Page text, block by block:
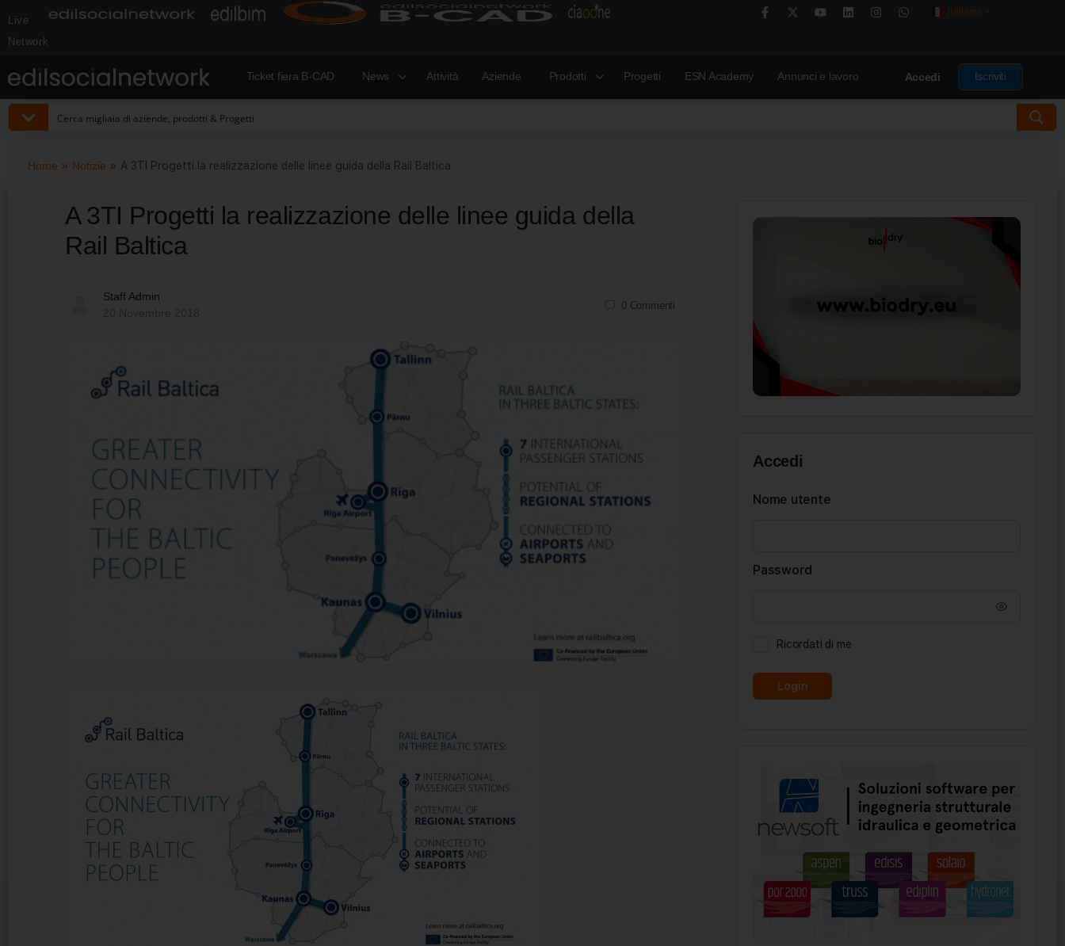
Live
Network
Italiano
Ticket fiera B-CAD News Attività Aziende Prodotti Progetti ESN Academy Annunci e lavoro Accedi Iscriviti
Home » Notizie » A 3TI Progetti la realizzazione delle linee guida della Rail Baltica
A 3TI Progetti la realizzazione delle linee guida della
Rail Baltica
Staff Admin
0 Commenti
Accedi
Nome utente
Password
Ricordati di me